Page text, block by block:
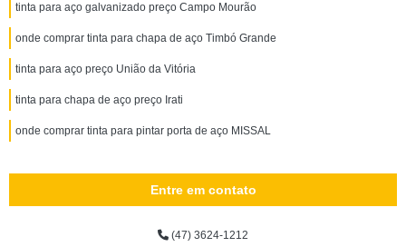
tinta para aço galvanizado preço Campo Mourão
onde comprar tinta para chapa de aço Timbó Grande
tinta para aço preço União da Vitória
tinta para chapa de aço preço Irati
onde comprar tinta para pintar porta de aço MISSAL
Entre em contato
(47) 3624-1212